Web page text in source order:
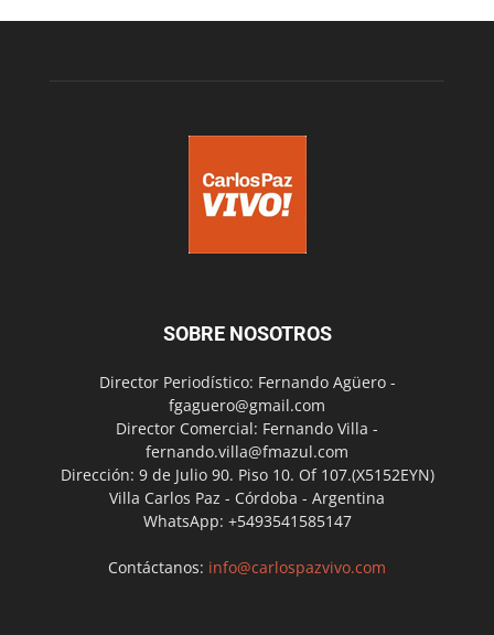
SOBRE NOSOTROS
Director Periodístico: Fernando Agüero -
fgaguero@gmail.com
Director Comercial: Fernando Villa -
fernando.villa@fmazul.com
Dirección: 9 de Julio 90. Piso 10. Of 107.(X5152EYN)
Villa Carlos Paz - Córdoba - Argentina
WhatsApp: +5493541585147
Contáctanos: info@carlospazvivo.com